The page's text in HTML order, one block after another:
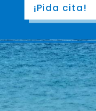
¡Pida cita!
¡Infórmese!